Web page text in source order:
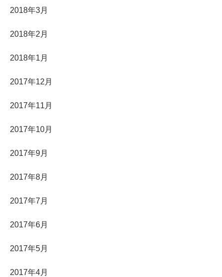
2018年3月
2018年2月
2018年1月
2017年12月
2017年11月
2017年10月
2017年9月
2017年8月
2017年7月
2017年6月
2017年5月
2017年4月